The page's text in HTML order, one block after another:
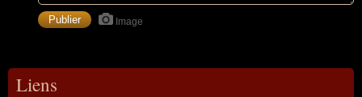
Image
Liens